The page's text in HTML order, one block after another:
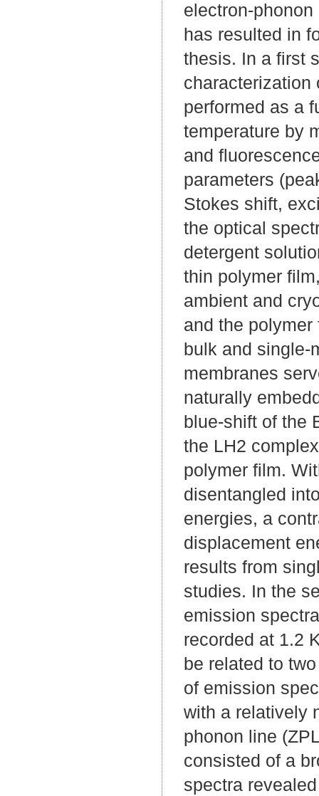
electron-
has resulted in
thesis. In a first
characterization
performed as a
temperature by
and
parameters
Stokes shift,
the optical
detergent
thin polymer
ambient and
and the
bulk and single-
membranes
naturally
blue-shift of the
the LH2
polymer film.
disentangled
energies, a
displacement
results from
studies. In the
emission
recorded at 1.2
be related to
of emission
with a relatively
phonon line
consisted of a
spectra